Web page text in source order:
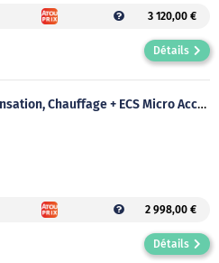
3 120,00 €
Détails
Chaudière Murale Gaz À Condensation, Chauffage + ECS Micro Accumulée
2 998,00 €
Détails